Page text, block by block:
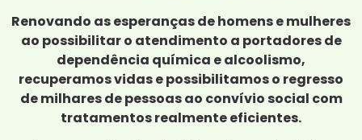
Renovando as esperanças de homens e mulheres
ao possibilitar o atendimento a portadores de
dependência química e alcoolismo,
recuperamos vidas e possibilitamos o regresso
de milhares de pessoas ao convívio social com
tratamentos realmente eficientes.